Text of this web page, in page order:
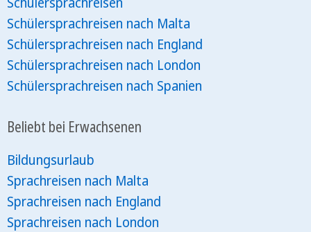
Schülersprachreisen nach Malta
Schülersprachreisen nach England
Schülersprachreisen nach London
Schülersprachreisen nach Spanien
Beliebt bei Erwachsenen
Bildungsurlaub
Sprachreisen nach Malta
Sprachreisen nach England
Sprachreisen nach London